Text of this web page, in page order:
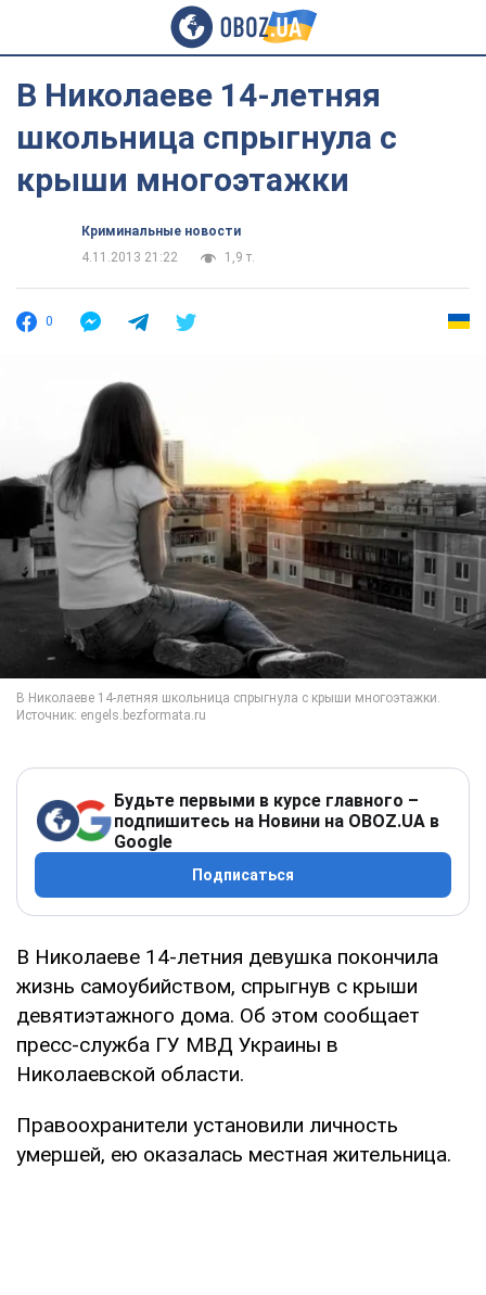
В Николаеве 14-летняя
школьница спрыгнула с
крыши многоэтажки
Криминальные новости
4.11.2013 21:22
1,9 т.
0
Будьте первыми в курсе главного –
подпишитесь на Новини на OBOZ.UA в
Google
Подписаться
В Николаеве 14-летния девушка покончила
жизнь самоубийством, спрыгнув с крыши
девятиэтажного дома. Об этом сообщает
пресс-служба ГУ МВД Украины в
Николаевской области.
Правоохранители установили личность
умершей, ею оказалась местная жительница.